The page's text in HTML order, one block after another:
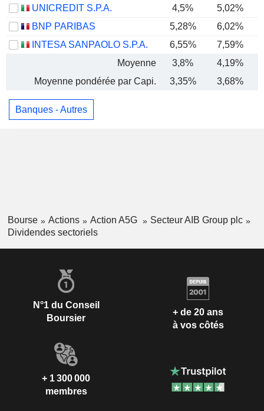
UNICREDIT S.P.A.
4,5% 5,02%
BNP PARIBAS
5,28%
6,02%
INTESA SANPAOLO S.P.A.
6,55% 7,59%
Moyenne
3,8% 4,19%
Moyenne pondérée par Capi.
3,35% 3,68%
Banques - Autres
Bourse Actions Action A5G
Secteur AIB Group plc
Dividendes sectoriels
N°1 du Conseil
Boursier
+ de 20 ans
à vos côtés
+ 1 300 000
membres